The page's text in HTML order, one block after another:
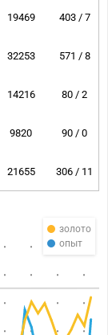
19469 403 / 7
32253 571 / 8
14216 80 / 2
9820 90 / 0
21655 306 / 11
золото
опыт